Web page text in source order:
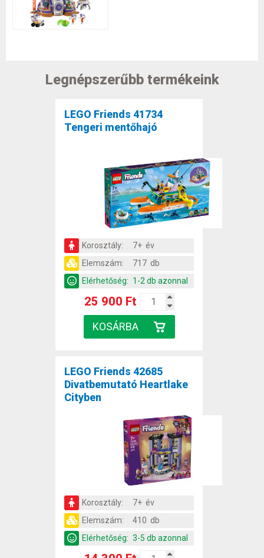
Legnépszerűbb termékeink
LEGO Friends 41734
Tengeri mentőhajó
Korosztály:
7+ év
Elemszám:
717 db
Elérhetőség: 1-2 db azonnal
25 900 Ft
LEGO Friends 42685
Divatbemutató Heartlake
Cityben
Korosztály:
7+ év
Elemszám:
410 db
Elérhetőség: 3-5 db azonnal